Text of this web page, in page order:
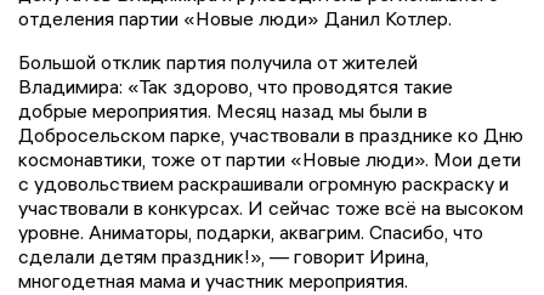
отделения партии «Новые люди» Данил Котлер.
Большой отклик партия получила от жителей
Владимира: «Так здорово, что проводятся такие
добрые мероприятия. Месяц назад мы были в
Добросельском парке, участвовали в празднике ко Дню
космонавтики, тоже от партии «Новые люди». Мои дети
с удовольствием раскрашивали огромную раскраску и
участвовали в конкурсах. И сейчас тоже всё на высоком
уровне. Аниматоры, подарки, аквагрим. Спасибо, что
сделали детям праздник!», — говорит Ирина,
многодетная мама и участник мероприятия.